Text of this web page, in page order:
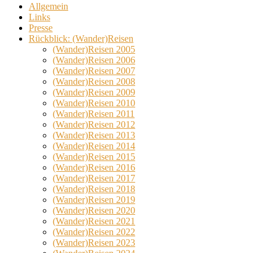
Allgemein
Links
Presse
Rückblick: (Wander)Reisen
(Wander)Reisen 2005
(Wander)Reisen 2006
(Wander)Reisen 2007
(Wander)Reisen 2008
(Wander)Reisen 2009
(Wander)Reisen 2010
(Wander)Reisen 2011
(Wander)Reisen 2012
(Wander)Reisen 2013
(Wander)Reisen 2014
(Wander)Reisen 2015
(Wander)Reisen 2016
(Wander)Reisen 2017
(Wander)Reisen 2018
(Wander)Reisen 2019
(Wander)Reisen 2020
(Wander)Reisen 2021
(Wander)Reisen 2022
(Wander)Reisen 2023